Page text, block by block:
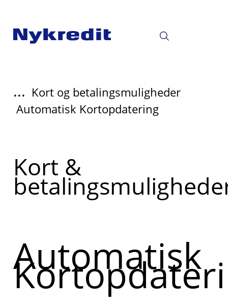
... Kort og betalingsmuligheder
Automatisk Kortopdatering
Read
more
about
Kort &
Automatisk